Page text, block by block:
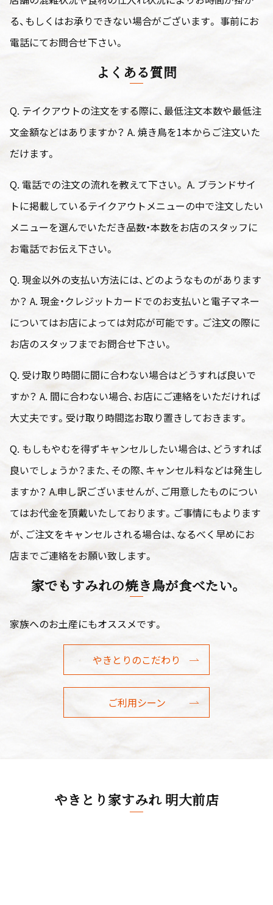
る、もしくはお承りできない場合がございます。 事前にお
電話にてお問合せ下さい。
よくある質問
Q. テイクアウトの注文をする際に、最低注文本数や最低注
文金額などはありますか？ A. 焼き鳥を1本からご注文いた
だけます。
Q. 電話での注文の流れを教えて下さい。 A. ブランドサイ
トに掲載しているテイクアウトメニューの中で注文したい
メニューを選んでいただき品数・本数をお店のスタッフに
お電話でお伝え下さい。
Q. 現金以外の支払い方法には、どのようなものがあります
か？ A. 現金・クレジットカードでのお支払いと電子マネー
についてはお店によっては対応が可能です。ご注文の際に
お店のスタッフまでお問合せ下さい。
Q. 受け取り時間に間に合わない場合はどうすれば良いで
すか？ A. 間に合わない場合、お店にご連絡をいただければ
大丈夫です。受け取り時間迄お取り置きしておきます。
Q. もしもやむを得ずキャンセルしたい場合は、どうすれば
良いでしょうか？また、その際、キャンセル料などは発生し
ますか？ A.申し訳ございませんが、ご用意したものについ
てはお代金を頂戴いたしております。ご事情にもよります
が、ご注文をキャンセルされる場合は、なるべく早めにお
店までご連絡をお願い致します。
家でもすみれの焼き鳥が食べたい。
家族へのお土産にもオススメです。
やきとりのこだわり
ご利用シーン
やきとり家すみれ 明大前店